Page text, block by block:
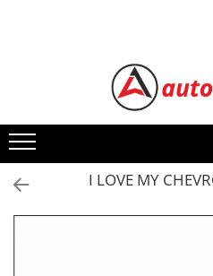
ALFA ROMEO
BMW
CHEVROLET
I LOVE MY